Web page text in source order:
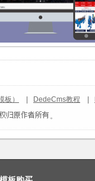
） DedeCms教程
。